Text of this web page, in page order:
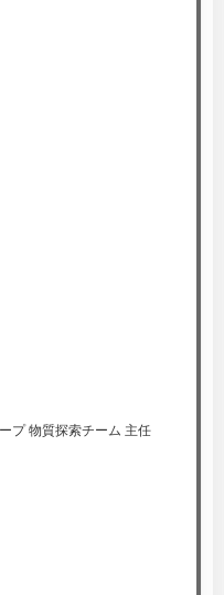
プ 物質探索チーム 主任